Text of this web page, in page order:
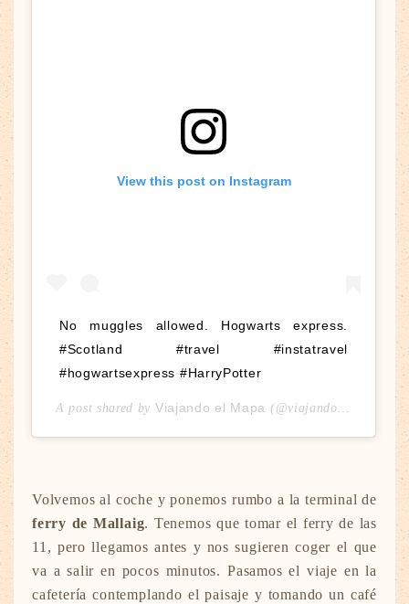
View this post on Instagram
No muggles allowed. Hogwarts express.
#Scotland #travel #instatravel
#hogwartsexpress #HarryPotter
A post shared by Viajando el Mapa (@viajandoelmapa) on
Volvemos al coche y ponemos rumbo a la terminal de
ferry de Mallaig. Tenemos que tomar el ferry de las
11, pero llegamos antes y nos sugieren coger el que
va a salir en pocos minutos. Pasamos el viaje en la
cafetería contemplando el paisaje y tomando un café